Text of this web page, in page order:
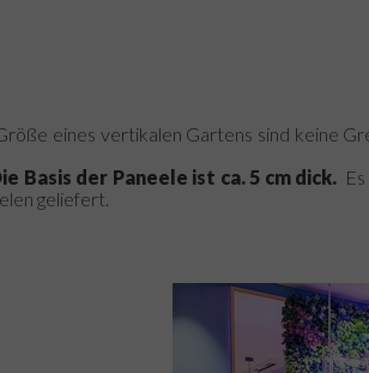
eines vertikalen Gartens sind keine
Basis der Paneele ist ca. 5 cm dick.
geliefert.